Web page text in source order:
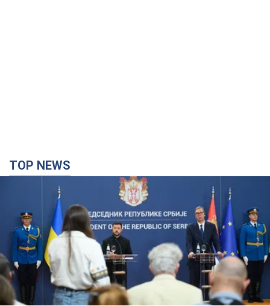
TOP NEWS